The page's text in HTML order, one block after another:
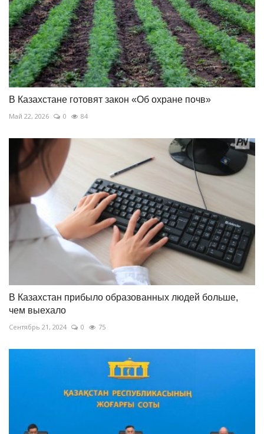
В Казахстане готовят закон «Об охране почв»
Май 22, 2026 0 84
В Казахстан прибыло образованных людей больше,
чем выехало
Сентябрь 21, 2024 0 75